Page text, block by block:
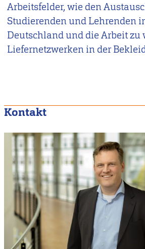
Arbeitsfelder, wie den
Studierenden und Lehrenden
Deutschland und die Arbeit zu
Liefernetzwerken in der
Kontakt